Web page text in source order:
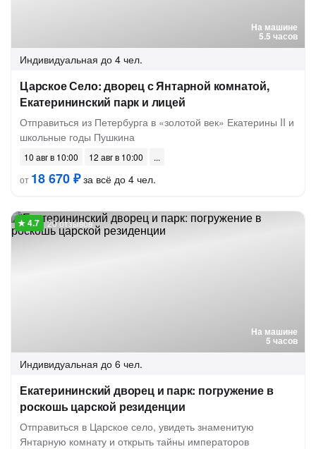
На машине
5.5 часов
Индивидуальная до 4 чел.
Царское Село: дворец с Янтарной комнатой,
Екатерининский парк и лицей
Отправиться из Петербурга в «золотой век» Екатерины II и
школьные годы Пушкина
10 авг в 10:00
12 авг в 10:00
от 18 670 ₽за всё до 4 чел.
На машине
5 часов
20 отзывов
Индивидуальная до 6 чел.
Екатерининский дворец и парк: погружение в
роскошь царской резиденции
Отправиться в Царское село, увидеть знаменитую
Янтарную комнату и открыть тайны императоров